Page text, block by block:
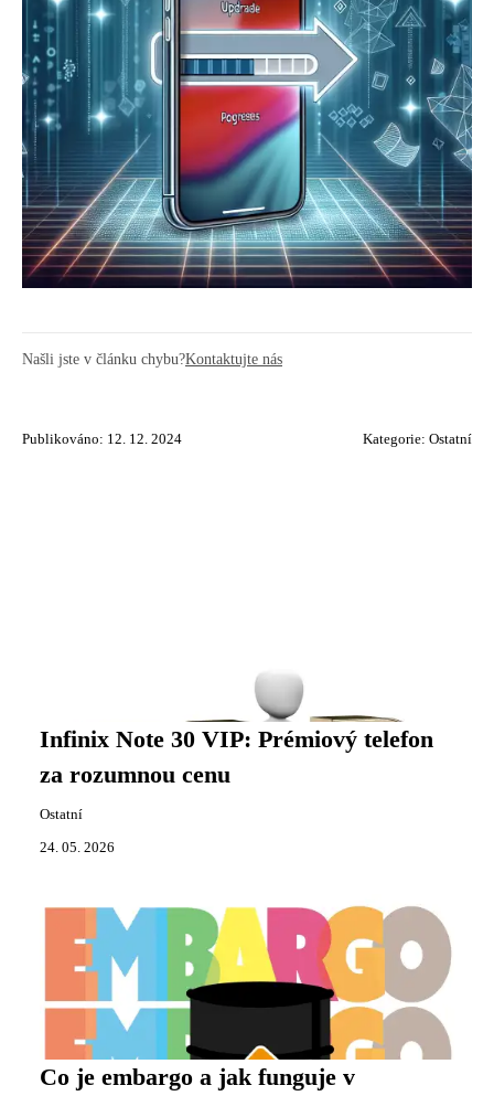
Našli jste v článku chybu?Kontaktujte nás
Publikováno: 12. 12. 2024 Kategorie: Ostatní
Infinix Note 30 VIP: Prémiový telefon
za rozumnou cenu
Ostatní
24. 05. 2026
Co je embargo a jak funguje v